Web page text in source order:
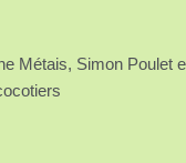
Métais, Simon Poulet